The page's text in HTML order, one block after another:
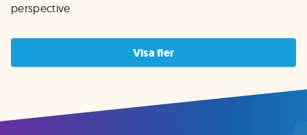
perspective
Visa fler